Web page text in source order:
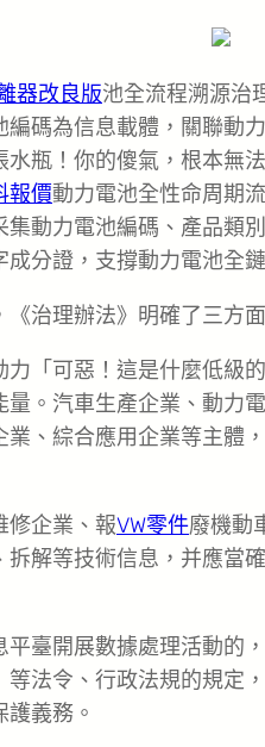
器改良版池全流程溯源治
碼為信息載體，關聯動
瓶！你的傻氣，根本無
報價動力電池全性命周期
動力電池編碼、產品類
分證，支撐動力電池全
治理辦法》明確了三方
「可惡！這是什麼低級
量。汽車生產企業、動力
、綜合應用企業等主體
修企業、報VW零件廢機動
解等技術信息，并應當
臺開展數據處理活動的
等法令、行政法規的規定
義務。